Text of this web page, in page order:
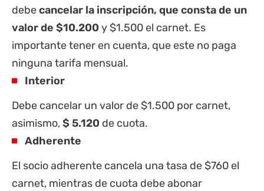
debecancelar la inscripción, que consta de un
valor de $10.200 y $1.500 el carnet. Es
importante tener en cuenta, que este no paga
ninguna tarifa mensual.
Interior
Debe cancelar un valor de $1.500 por carnet,
asimismo,$ 5.120 de cuota.
Adherente
El socio adherente cancela una tasa de $760 el
carnet, mientras de cuota debe abonar